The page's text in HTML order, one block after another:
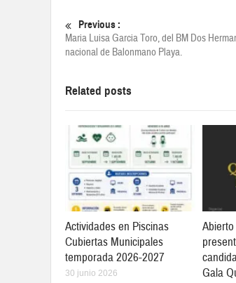
Previous :
Maria Luisa Garcia Toro, del BM Dos
nacional de Balonmano Playa.
Related posts
Actividades en Piscinas
Cubiertas Municipales
temporada 2026-2027
30 junio 2026
Gala